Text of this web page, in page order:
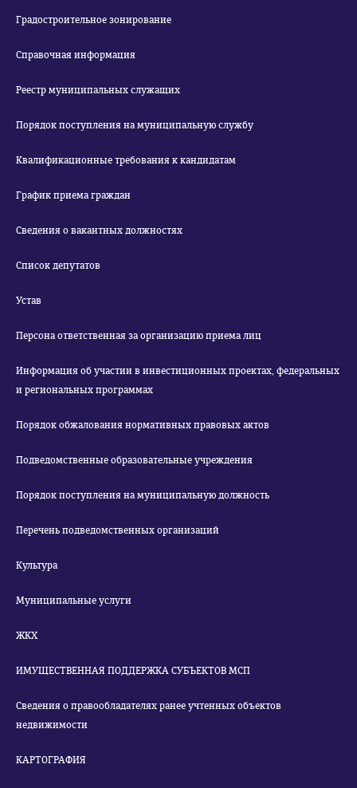
Градостроительное зонирование
Справочная информация
Реестр муниципальных служащих
Порядок поступления на муниципальную службу
Квалификационные требования к кандидатам
График приема граждан
Сведения о вакантных должностях
Список депутатов
Устав
Персона ответственная за организацию приема лиц
Информация об участии в инвестиционных проектах, федеральных
и региональных программах
Порядок обжалования нормативных правовых актов
Подведомственные образовательные учреждения
Порядок поступления на муниципальную должность
Перечень подведомственных организаций
Культура
Муниципальные услуги
ЖКХ
ИМУЩЕСТВЕННАЯ ПОДДЕРЖКА СУБЪЕКТОВ МСП
Сведения о правообладателях ранее учтенных объектов
недвижимости
КАРТОГРАФИЯ